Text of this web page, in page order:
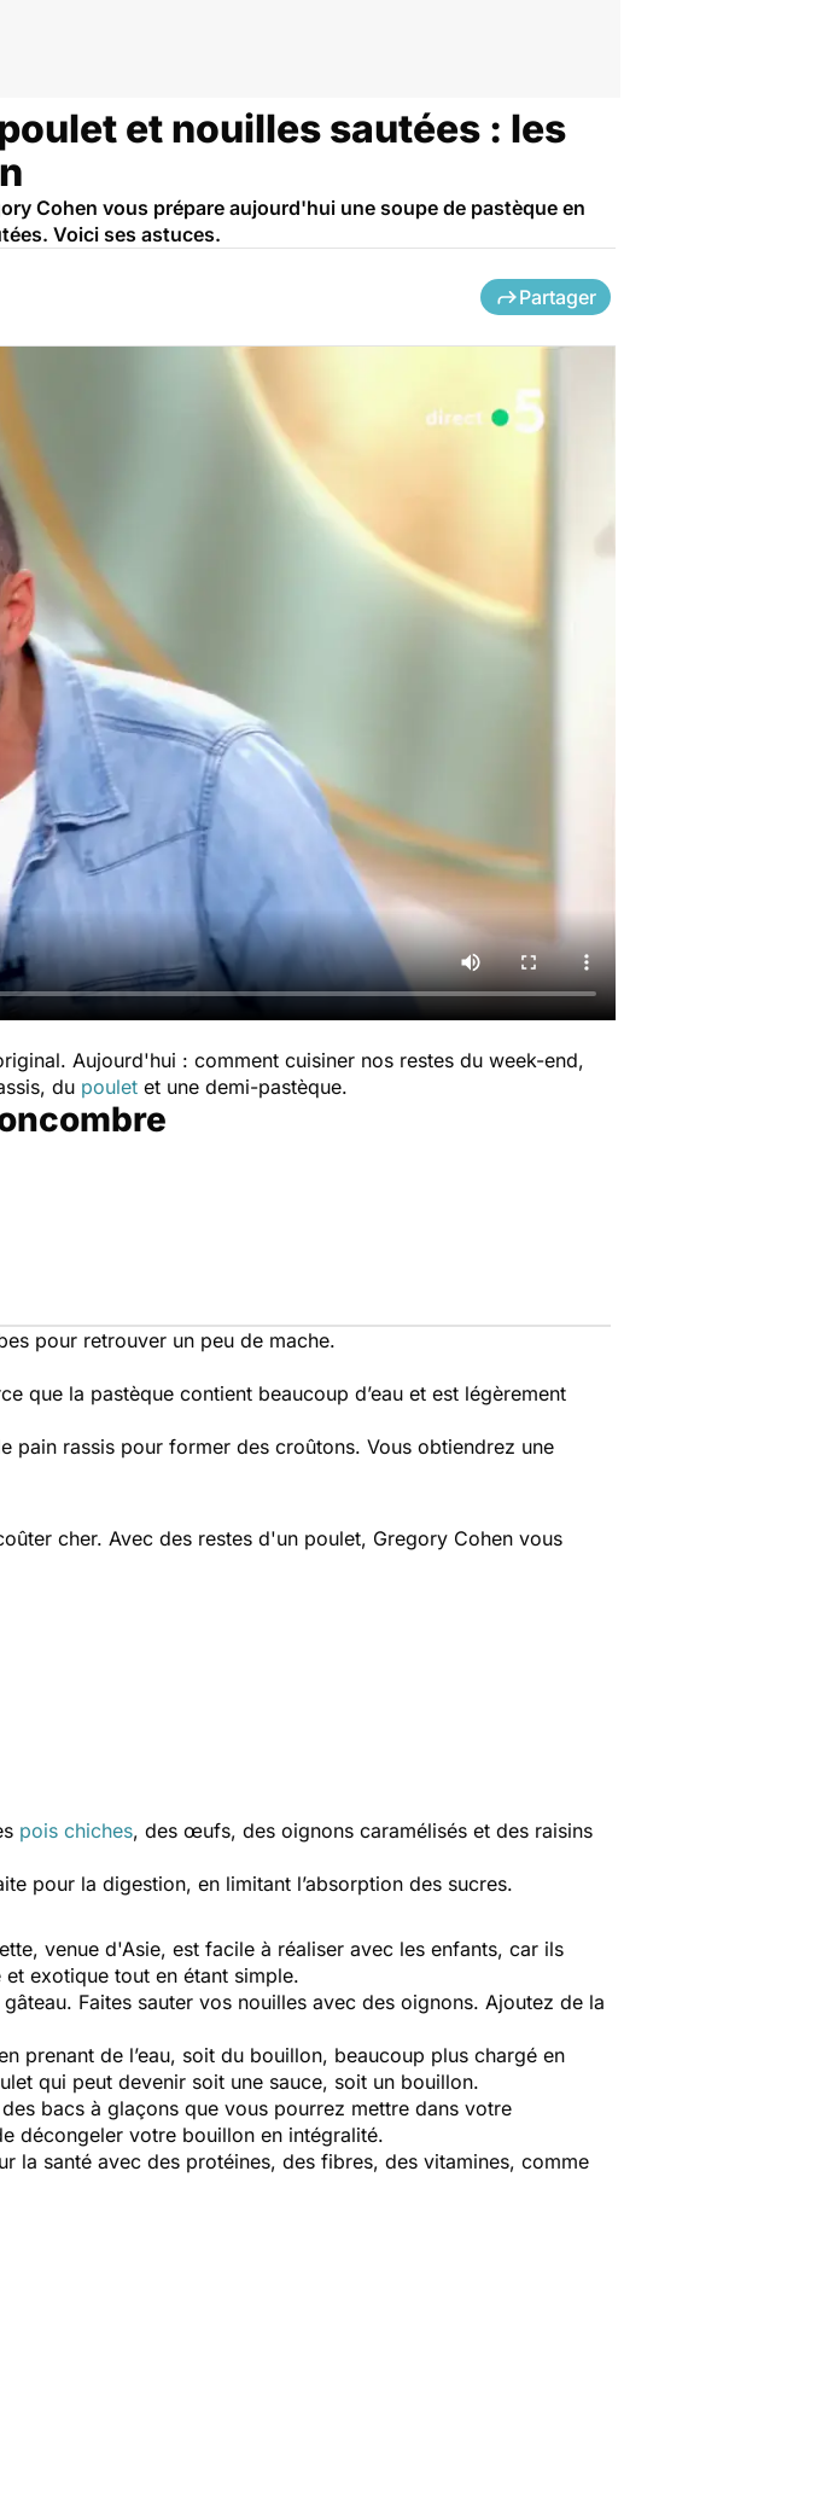
et nouilles sautées : les
Cohen vous prépare aujourd'hui une soupe de pastèque en
Voici ses astuces.
Partager
Aujourd'hui : comment cuisiner nos restes du week-end,
du poulet et une demi-pastèque.
pour retrouver un peu de mache.
que la pastèque contient beaucoup d’eau et est légèrement
pain rassis pour former des croûtons. Vous obtiendrez une
cher. Avec des restes d'un poulet, Gregory Cohen vous
pois chiches, des œufs, des oignons caramélisés et des raisins
pour la digestion, en limitant l’absorption des sucres.
venue d'Asie, est facile à réaliser avec les enfants, car ils
exotique tout en étant simple.
Faites sauter vos nouilles avec des oignons. Ajoutez de la
prenant de l’eau, soit du bouillon, beaucoup plus chargé en
qui peut devenir soit une sauce, soit un bouillon.
bacs à glaçons que vous pourrez mettre dans votre
décongeler votre bouillon en intégralité.
la santé avec des protéines, des fibres, des vitamines, comme